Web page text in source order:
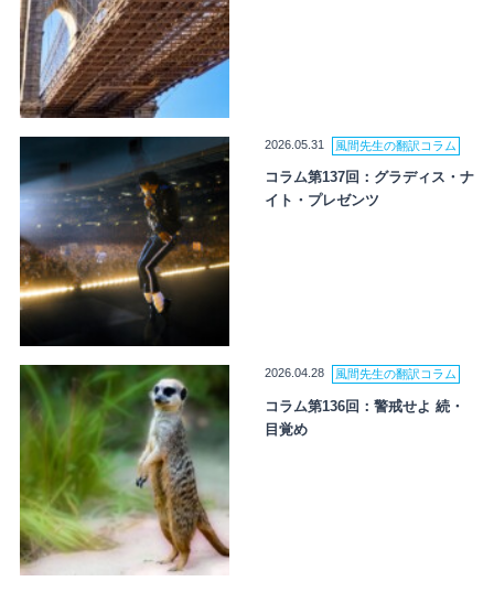
2026.05.31 風間先生の翻訳コラム
コラム第137回：グラディス・ナ
イト・プレゼンツ
2026.04.28 風間先生の翻訳コラム
コラム第136回：警戒せよ 続・
目覚め